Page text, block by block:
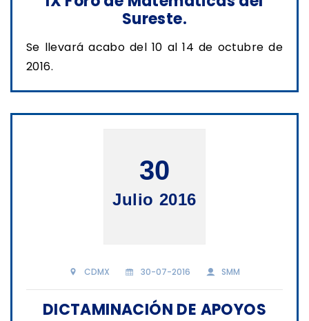
Sureste.
Se llevará acabo del 10 al 14 de octubre de
2016.
30
Julio 2016
CDMX 30-07-2016 SMM
DICTAMINACIÓN DE APOYOS